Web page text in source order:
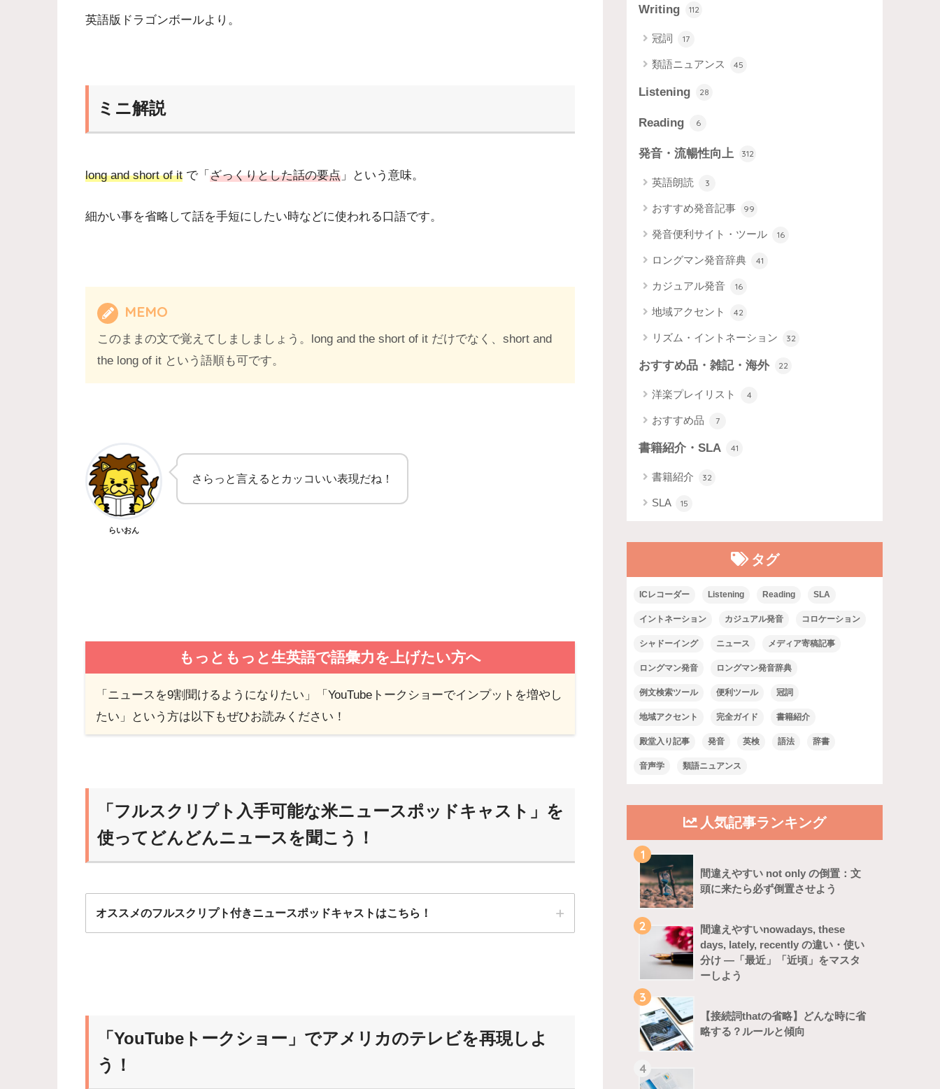
英語版ドラゴンボールより。
ミニ解説
long and short of it で「 ざっくりとした話の要点 」という意味。
細かい事を省略して話を手短にしたい時などに使われる口語です。
MEMO
このままの文で覚えてしましましょう。long and the short of it だけでなく、short and
the long of it という語順も可です。
らいおん
さらっと言えるとカッコいい表現だね！
もっともっと生英語で語彙力を上げたい方へ
「ニュースを9割聞けるようになりたい」「YouTubeトークショーでインプットを増やし
たい」という方は以下もぜひお読みください！
「フルスクリプト入手可能な米ニュースポッドキャスト」を
使ってどんどんニュースを聞こう！
オススメのフルスクリプト付きニュースポッドキャストはこちら！
らいおん
慣れれば、だんだんスクリプトなしで聞けるようになるよ！
「YouTubeトークショー」でアメリカのテレビを再現しよ
う！
Writing 112
冠詞 17
類語ニュアンス 45
Listening 28
Reading 6
発音・流暢性向上 312
英語朗読 3
おすすめ発音記事 99
発音便利サイト・ツール 16
ロングマン発音辞典 41
カジュアル発音 16
地域アクセント 42
リズム・イントネーション 32
おすすめ品・雑記・海外 22
洋楽プレイリスト 4
おすすめ品 7
書籍紹介・SLA 41
書籍紹介 32
SLA 15
タグ
ICレコーダー Listening Reading SLA
イントネーション カジュアル発音 コロケーション
シャドーイング ニュース メディア寄稿記事
ロングマン発音 ロングマン発音辞典
例文検索ツール 便利ツール 冠詞
地域アクセント 完全ガイド 書籍紹介
殿堂入り記事 発音 英検 語法 辞書
音声学 類語ニュアンス
人気記事ランキング
1
間違えやすい not only の倒置：文
頭に来たら必ず倒置させよう
2
間違えやすいnowadays, these
days, lately, recently の違い・使い
分け ―「最近」「近頃」をマスタ
ーしよう
3
【接続詞thatの省略】どんな時に省
略する？ルールと傾向
4